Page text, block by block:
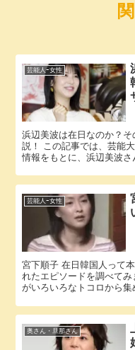
芸能人ｰ女性
浜辺美波は在日なのか？
説！ この記事では、芸能
情報をもとに、浜辺美波
芸能人ｰ女性
宮下順子 在日韓国人って
れたエピソードを調べて
がいろいろなトコロから
奥さん・旦那さん